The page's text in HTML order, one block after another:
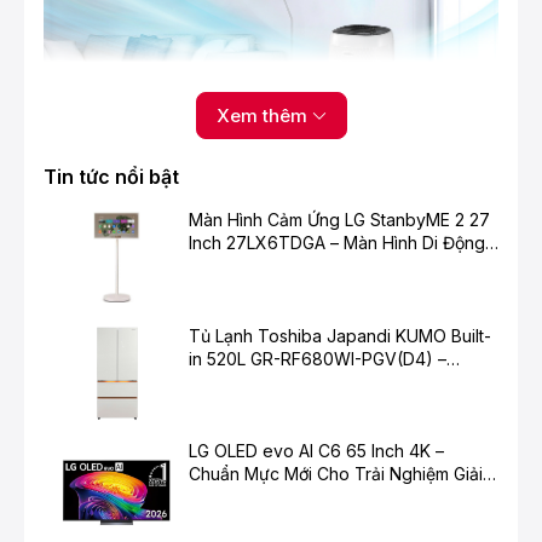
Hệ thống 3 cấp lọc: màng lọc thô, màng lọc
than hoạt tính, màng lọc HEPA
Bộ lọc 3 lớp gồm màng lọc bụi thô - màng lọc than
mùi không khí, giảm được các loại khí độc hại khác như
formaldehyde, xử lý tốtbụi siêu mịn PM0.3, bụi
Xem thêm
Tin tức nổi bật
Màn Hình Cảm Ứng LG StanbyME 2 27
Inch 27LX6TDGA – Màn Hình Di Động
Tủ Lạnh Toshiba Japandi KUMO Built-
in 520L GR-RF680WI-PGV(D4) –
LG OLED evo AI C6 65 Inch 4K –
Chuẩn Mực Mới Cho Trải Nghiệm Giải